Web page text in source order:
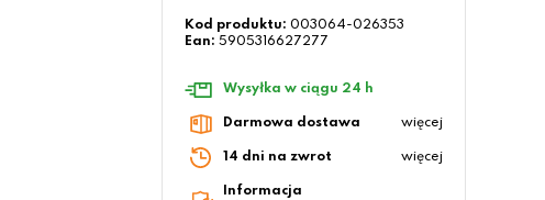
Kod produktu: 003064-026353
Ean: 5905316627277
Wysyłka w ciągu 24 h
Darmowa dostawa więcej
14 dni na zwrot więcej
Informacja